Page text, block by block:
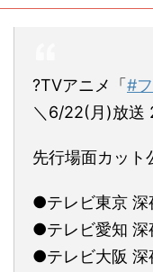
?TVアニメ「#
＼6/22(月)放送
先行場面カット
●テレビ東京 深
●テレビ愛知 深
●テレビ大阪 深